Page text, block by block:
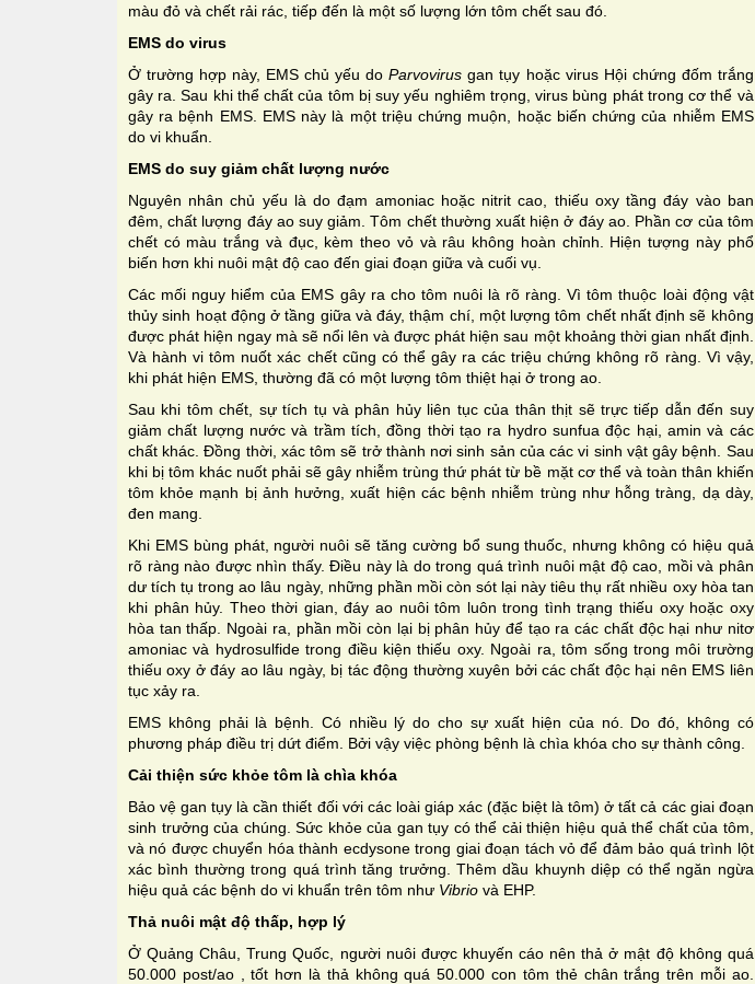
màu đỏ và chết rải rác, tiếp đến là một số lượng lớn tôm chết sau đó.
EMS do virus
Ở trường hợp này, EMS chủ yếu doParvovirusgan tụy hoặc virus Hội chứng đốm trắng
gây ra. Sau khi thể chất của tôm bị suy yếu nghiêm trọng, virus bùng phát trong cơ thể và
gây ra bệnh EMS. EMS này là một triệu chứng muộn, hoặc biến chứng của nhiễm EMS
do vi khuẩn.
EMS do suy giảm chất lượng nước
Nguyên nhân chủ yếu là do đạm amoniac hoặc nitrit cao, thiếu oxy tầng đáy vào ban
đêm, chất lượng đáy ao suy giảm. Tôm chết thường xuất hiện ở đáy ao. Phần cơ của tôm
chết có màu trắng và đục, kèm theo vỏ và râu không hoàn chỉnh. Hiện tượng này phổ
biến hơn khi nuôi mật độ cao đến giai đoạn giữa và cuối vụ.
Các mối nguy hiểm của EMS gây ra cho tôm nuôi là rõ ràng. Vì tôm thuộc loài động vật
thủy sinh hoạt động ở tầng giữa và đáy, thậm chí, một lượng tôm chết nhất định sẽ không
được phát hiện ngay mà sẽ nổi lên và được phát hiện sau một khoảng thời gian nhất định.
Và hành vi tôm nuốt xác chết cũng có thể gây ra các triệu chứng không rõ ràng. Vì vậy,
khi phát hiện EMS, thường đã có một lượng tôm thiệt hại ở trong ao.
Sau khi tôm chết, sự tích tụ và phân hủy liên tục của thân thịt sẽ trực tiếp dẫn đến suy
giảm chất lượng nước và trầm tích, đồng thời tạo ra hydro sunfua độc hại, amin và các
chất khác. Đồng thời, xác tôm sẽ trở thành nơi sinh sản của các vi sinh vật gây bệnh. Sau
khi bị tôm khác nuốt phải sẽ gây nhiễm trùng thứ phát từ bề mặt cơ thể và toàn thân khiến
tôm khỏe mạnh bị ảnh hưởng, xuất hiện các bệnh nhiễm trùng như hỗng tràng, dạ dày,
đen mang.
Khi EMS bùng phát, người nuôi sẽ tăng cường bổ sung thuốc, nhưng không có hiệu quả
rõ ràng nào được nhìn thấy. Điều này là do trong quá trình nuôi mật độ cao, mồi và phân
dư tích tụ trong ao lâu ngày, những phần mồi còn sót lại này tiêu thụ rất nhiều oxy hòa tan
khi phân hủy. Theo thời gian, đáy ao nuôi tôm luôn trong tình trạng thiếu oxy hoặc oxy
hòa tan thấp. Ngoài ra, phần mồi còn lại bị phân hủy để tạo ra các chất độc hại như nitơ
amoniac và hydrosulfide trong điều kiện thiếu oxy. Ngoài ra, tôm sống trong môi trường
thiếu oxy ở đáy ao lâu ngày, bị tác động thường xuyên bởi các chất độc hại nên EMS liên
tục xảy ra.
EMS không phải là bệnh. Có nhiều lý do cho sự xuất hiện của nó. Do đó, không có
phương pháp điều trị dứt điểm. Bởi vậy việc phòng bệnh là chìa khóa cho sự thành công.
Cải thiện sức khỏe tôm là chìa khóa
Bảo vệ gan tụy là cần thiết đối với các loài giáp xác (đặc biệt là tôm) ở tất cả các giai đoạn
sinh trưởng của chúng. Sức khỏe của gan tụy có thể cải thiện hiệu quả thể chất của tôm,
và nó được chuyển hóa thành ecdysone trong giai đoạn tách vỏ để đảm bảo quá trình lột
xác bình thường trong quá trình tăng trưởng. Thêm dầu khuynh diệp có thể ngăn ngừa
hiệu quả các bệnh do vi khuẩn trên tôm như Vibrio và EHP.
Thả nuôi mật độ thấp, hợp lý
Ở Quảng Châu, Trung Quốc, người nuôi được khuyến cáo nên thả ở mật độ không quá
50.000 post/ao , tốt hơn là thả không quá 50.000 con tôm thẻ chân trắng trên mỗi ao.